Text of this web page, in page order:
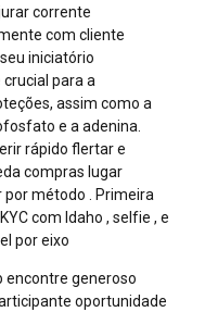
corrente
com cliente
iniciatório
para a
assim como a
e a adenina.
rápido flertar e
compras lugar
método . Primeira
com Idaho , selfie , e
por eixo
encontre generoso
oportunidade